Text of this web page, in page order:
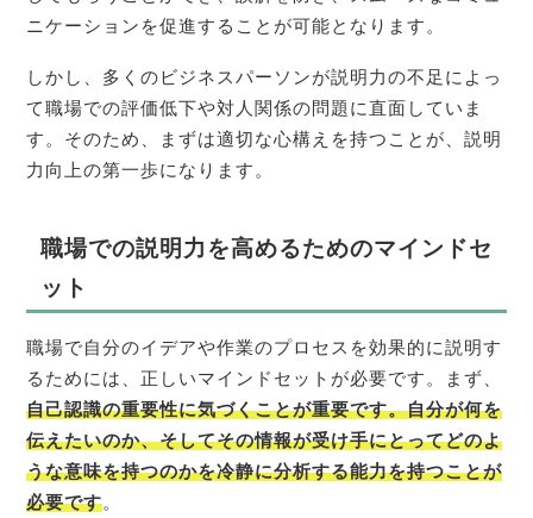
ニケーションを促進することが可能となります。
しかし、多くのビジネスパーソンが説明力の不足によっ
て職場での評価低下や対人関係の問題に直面していま
す。そのため、まずは適切な心構えを持つことが、説明
力向上の第一歩になります。
職場での説明力を高めるためのマインドセ
ット
職場で自分のイデアや作業のプロセスを効果的に説明す
るためには、正しいマインドセットが必要です。まず、
自己認識の重要性に気づくことが重要です。自分が何を
伝えたいのか、そしてその情報が受け手にとってどのよ
うな意味を持つのかを冷静に分析する能力を持つことが
必要です。